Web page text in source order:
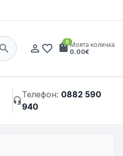
search person_outline favorite_border shopping_bag
0Моята количка
0.00€
headset_mic
Телефон: 0882 590
940